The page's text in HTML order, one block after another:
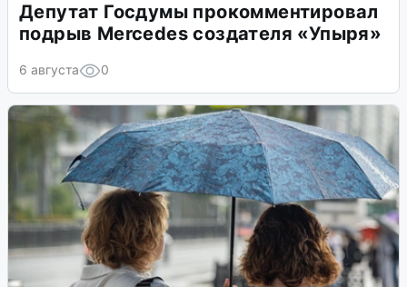
Депутат Госдумы прокомментировал
подрыв Mercedes создателя «Упыря»
6 августа 0